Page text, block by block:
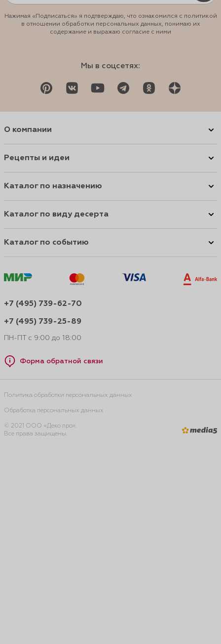
Нажимая «Подписаться» я подтверждаю, что ознакомился с политикой
в отношении обработки персональных данных, понимаю их
содержание и выражаю согласие с ними
Мы в соцсетях:
О компании
Рецепты и идеи
Каталог по назначению
Каталог по виду десерта
Каталог по событию
+7 (495) 739-62-70
+7 (495) 739-25-89
ПН-ПТ с 9:00 до 18:00
Форма обратной связи
Политика обработки персональных данных
Обработка персональных данных
© 2021 ООО «Деко про».
Все права защищены.